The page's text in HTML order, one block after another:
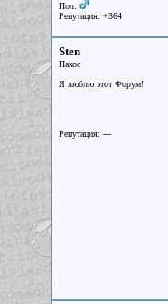
Пол:
Репутация: +364
Sten
Пакос
Я люблю этот Форум!
Репутация: ---